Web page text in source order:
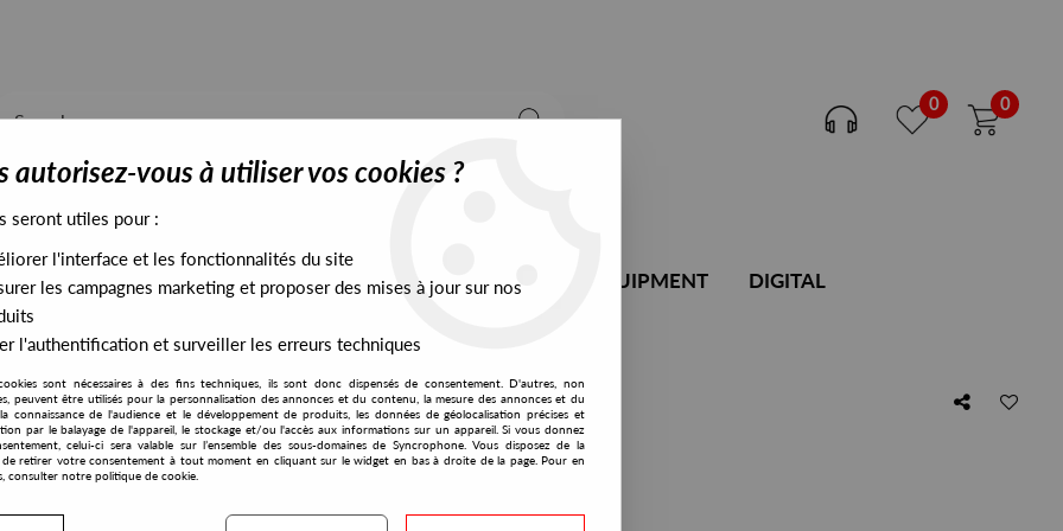
0 0
STOCK EXCLUSIVES PRESALES EXCLUSIVES DJ EQUIPMENT DIGITAL
Records 1992-1994
Kalahari Oyster Cult
Raymond Castoldi
X Ray Records 1992-1994
30,00 €incl. taxes
autorisez-vous à utiliser vos cookies ?
seront utiles pour :
l'interface et les fonctionnalités du site
les campagnes marketing et proposer des mises à jour sur nos
l'authentification et surveiller les erreurs techniques
sont nécessaires à des fins techniques, ils sont donc dispensés de consentement. D'autres, non
peuvent être utilisés pour la personnalisation des annonces et du contenu, la mesure des annonces et du
connaissance de l'audience et le développement de produits, les données de géolocalisation précises et
par le balayage de l'appareil, le stockage et/ou l'accès aux informations sur un appareil. Si vous donnez
celui-ci sera valable sur l’ensemble des sous-domaines de Syncrophone. Vous disposez de la
de retirer votre consentement à tout moment en cliquant sur le widget en bas à droite de la page. Pour en
consulter notre politique de cookie.